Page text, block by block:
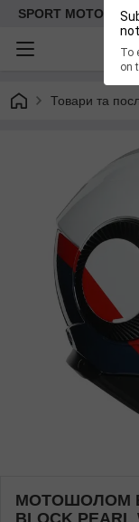
To
on
SPORT MOTO |
Товари та
МОТОШОЛОМ
BLOCK PEARL